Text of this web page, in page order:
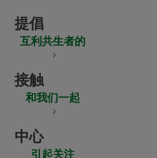
提倡
互利共生者的
接触
和我们一起
中心
引起关注